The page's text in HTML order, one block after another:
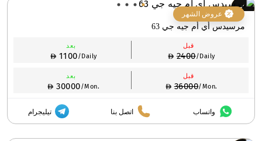
عروض الشهر
مرسيدس أي أم جيه جي 63
قبل
2400/Daily
بعد
1100/Daily
قبل
36000/Mon.
بعد
30000/Mon.
واتساب اتصل بنا تيليجرام